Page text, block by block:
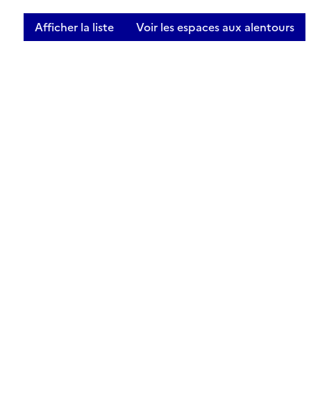
Afficher la liste Voir les espaces aux alentours